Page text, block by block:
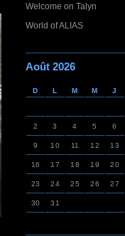
Welcome on Talyn
World of ALIAS
Août 2026
D L M M J
2 3 4 5 6
9 10 11 12 13
16 17 18 19 20
23 24 25 26 27
30 31